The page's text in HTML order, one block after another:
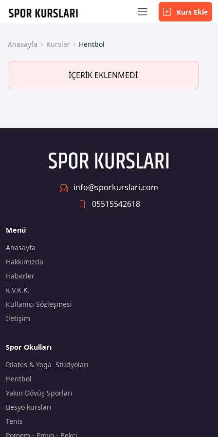
Kurs Ekle
Anasayfa Kurslar Hentbol
İÇERİK EKLENMEDİ
info@sporkurslari.com
05515542618
Menü
Anasayfa
Hakkımızda
Haberler
K.V.K.K.
Kullanıcı Sözleşmesi
İletişim
Spor Okulları
Pilates & Yoga Stüdyoları
Hentbol
Yakın Dövüş Sporları
Besyo kursları
Tenis